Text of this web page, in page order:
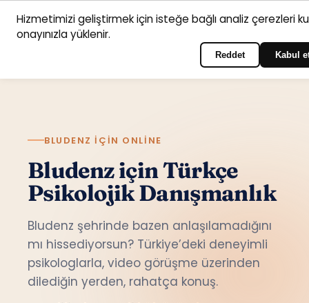
AnasayfaHizmet Psikologlarİletişim
BLUDENZ IÇIN ONLINE
Bludenz için Türkçe
Psikolojik Danışmanlık
Bludenz şehrinde bazen anlaşılamadığını
mı hissediyorsun? Türkiye’deki deneyimli
psikologlarla, video görüşme üzerinden
dilediğin yerden, rahatça konuş.
Hizmetimizi geliştirmek için isteğe bağlı analiz çerezleri
onayınızla yüklenir.
Reddet Kabul